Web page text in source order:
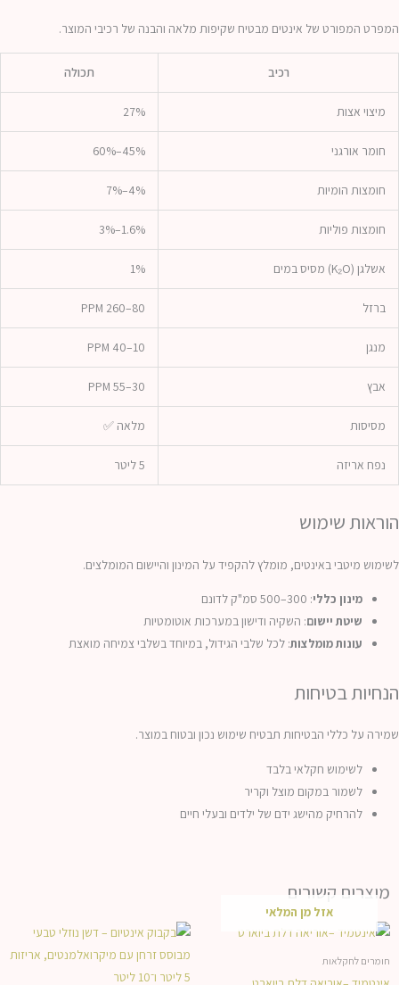
המפרט המפורט של אינטים מבטיח שקיפות מלאה והבנה של רכיבי המוצר.
רכיב תכולה
מיצוי אצות 27%
חומר אורגני 45%–60%
חומצות הומיות 4%–7%
חומצות פוליות 1.6%–3%
אשלגן (K₂O) מסיס במים 1%
ברזל 80–260 PPM
מנגן 10–40 PPM
אבץ 30–55 PPM
מסיסות מלאה ✅
נפח אריזה 5 ליטר
הוראות שימוש
לשימוש מיטבי באינטים, מומלץ להקפיד על המינון והיישום המומלצים.
מינון כללי: 300–500 סמ"ק לדונם
שיטת יישום: השקיה ודישון במערכות אוטומטיות
עונות מומלצות: לכל שלבי הגידול, במיוחד בשלבי צמיחה מואצת
הנחיות בטיחות
שמירה על כללי הבטיחות תבטיח שימוש נכון ובטוח במוצר.
לשימוש חקלאי בלבד
לשמור במקום מוצל וקריר
להרחיק מהישג ידם של ילדים ובעלי חיים
מוצרים קשורים
אזל מן המלאי
חומרים לחקלאות